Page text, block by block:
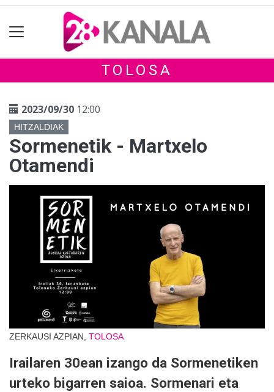
TOLOSA
2023/09/30 12:00
HITZALDIAK
Sormenetik - Martxelo
Otamendi
ZERKAUSI AZPIAN, TOLOSA
Irailaren 30ean izango da Sormenetiken
urteko bigarren saioa. Sormenari eta